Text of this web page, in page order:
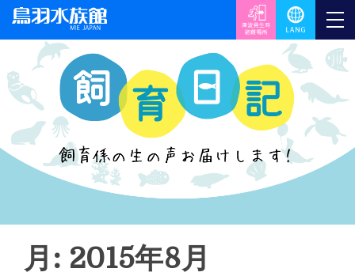
月: 2015年8月